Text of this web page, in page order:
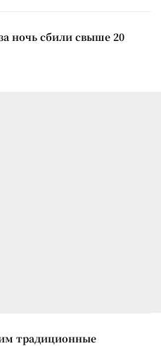
ночь сбили свыше 20
традиционные